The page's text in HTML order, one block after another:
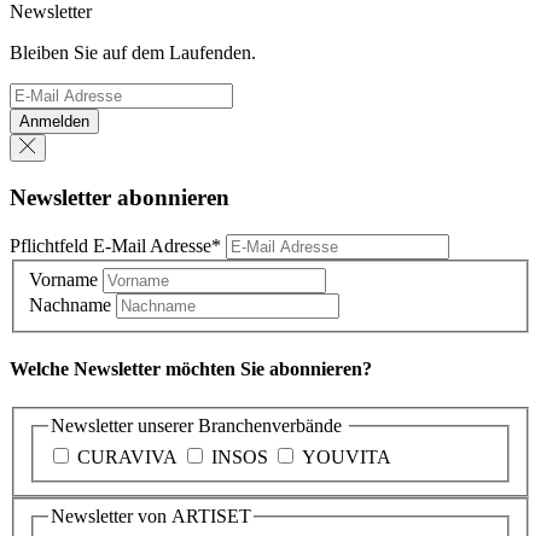
Newsletter
Bleiben Sie auf dem Laufenden.
Anmelden
Newsletter abonnieren
Pflichtfeld E-Mail Adresse*
Vorname
Nachname
Welche Newsletter möchten Sie abonnieren?
Newsletter unserer Branchenverbände
CURAVIVA
INSOS YOUVITA
Newsletter von ARTISET